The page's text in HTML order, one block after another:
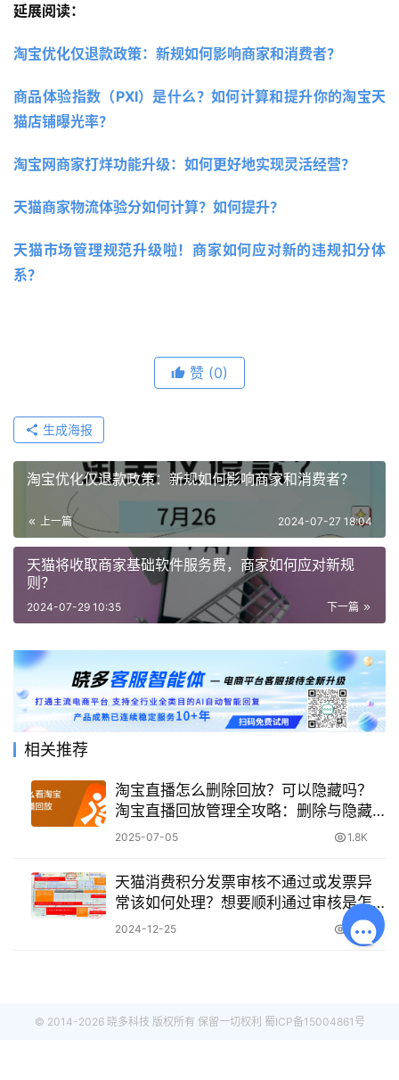
延展阅读：
淘宝优化仅退款政策：新规如何影响商家和消费者？
商品体验指数（PXI）是什么？如何计算和提升你的淘宝天
猫店铺曝光率？
淘宝网商家打烊功能升级：如何更好地实现灵活经营？
天猫商家物流体验分如何计算？如何提升？
天猫市场管理规范升级啦！商家如何应对新的违规扣分体
系？
赞 (0)
生成海报
淘宝优化仅退款政策：新规如何影响商家和消费者？
上一篇 2024-07-27 18:04
天猫将收取商家基础软件服务费，商家如何应对新规
则？
下一篇
2024-07-29 10:35
相关推荐
淘宝直播怎么删除回放？可以隐藏吗？
淘宝直播回放管理全攻略：删除与隐藏
操作详解
2025-07-05 1.8K
天猫消费积分发票审核不通过或发票异
常该如何处理？想要顺利通过审核是怎
么样的流程？
2024-12-25 1.7K
© 2014-2026 晓多科技 版权所有 保留一切权利 蜀ICP备15004861号